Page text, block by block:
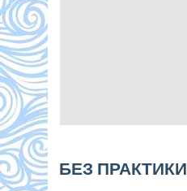
БЕЗ